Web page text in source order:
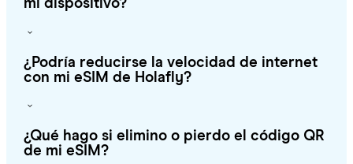
mi dispositivo?
¿Podría reducirse la velocidad de internet
con mi eSIM de Holafly?
¿Qué hago si elimino o pierdo el código QR
de mi eSIM?